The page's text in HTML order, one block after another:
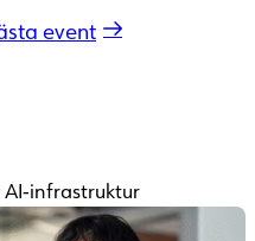
event